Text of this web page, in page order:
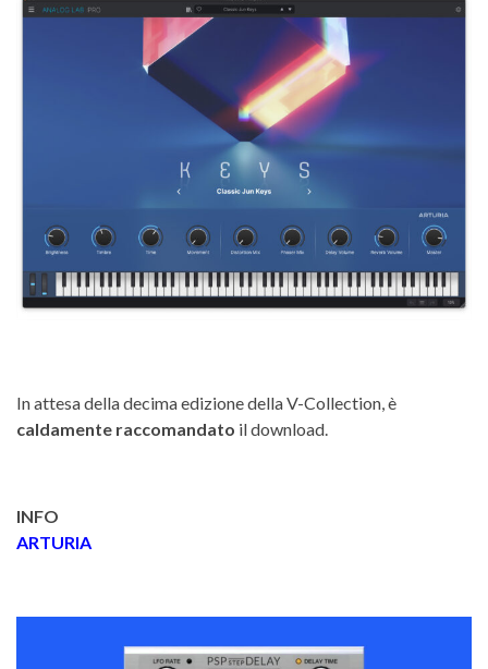
In attesa della decima edizione della V-Collection, è
caldamente raccomandato il download.
INFO
ARTURIA